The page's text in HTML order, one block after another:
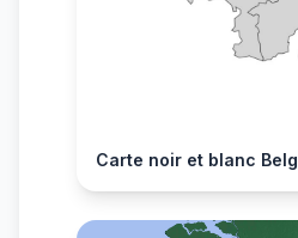
Carte noir et blanc